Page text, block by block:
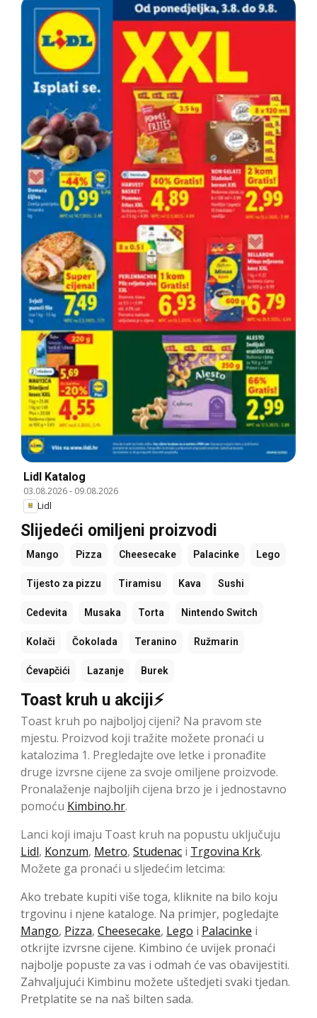
Lidl Katalog
03.08.2026- 09.08.2026
Lidl
Slijedeći omiljeni proizvodi
Mango Pizza Cheesecake Palacinke Lego
Tijesto za pizzu Tiramisu Kava Sushi
Cedevita Musaka Torta Nintendo Switch
Kolači Čokolada Teranino Ružmarin
Ćevapčići Lazanje Burek
Toast kruh u akciji⚡
Toast kruh po najboljoj cijeni? Na pravom ste
mjestu. Proizvod koji tražite možete pronaći u
katalozima 1. Pregledajte ove letke i pronađite
druge izvrsne cijene za svoje omiljene proizvode.
Pronalaženje najboljih cijena brzo je i jednostavno
pomoću Kimbino.hr.
Lanci koji imaju Toast kruh na popustu uključuju
Lidl, Konzum, Metro, Studenac i Trgovina Krk.
Možete ga pronaći u sljedećim letcima:
Ako trebate kupiti više toga, kliknite na bilo koju
trgovinu i njene kataloge. Na primjer, pogledajte
Mango, Pizza, Cheesecake, Lego i Palacinke i
otkrijte izvrsne cijene. Kimbino će uvijek pronaći
najbolje popuste za vas i odmah će vas obavijestiti.
Zahvaljujući Kimbinu možete uštedjeti svaki tjedan.
Pretplatite se na naš bilten sada.